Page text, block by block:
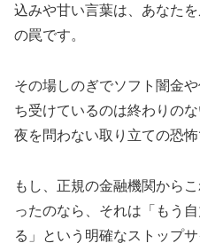
込みや甘い言葉は、あなた
の罠です。
その場しのぎでソフト闇金
ち受けているのは終わりの
夜を問わない取り立ての恐怖
もし、正規の金融機関から
ったのなら、それは「もう
る」という明確なストップ